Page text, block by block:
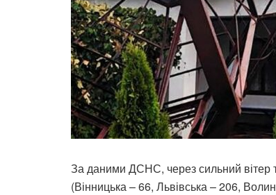
За даними ДСНС, через сильний вітер
(Вінницька – 66, Львівська – 206,